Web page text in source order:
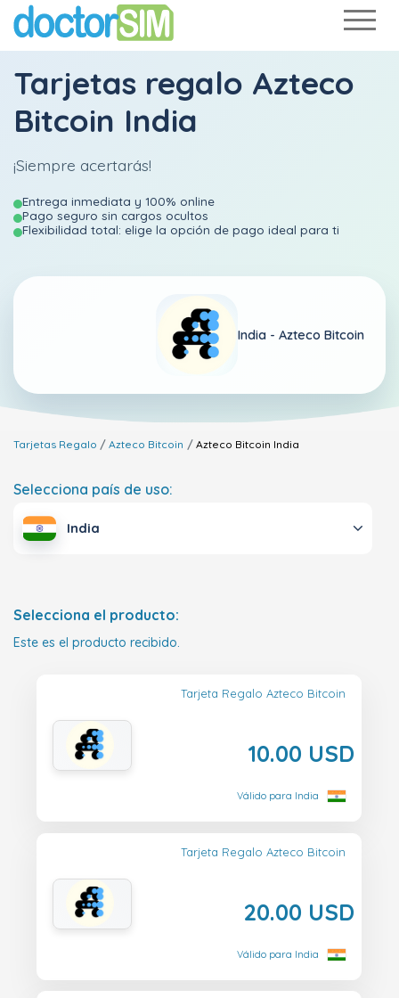
Tarjetas regalo Azteco
Bitcoin India
¡Siempre acertarás!
Entrega inmediata y 100% online
Pago seguro sin cargos ocultos
Flexibilidad total: elige la opción de pago ideal para ti
India - Azteco Bitcoin
Tarjetas Regalo Azteco Bitcoin Azteco Bitcoin India
Selecciona país de uso:
India
Selecciona el producto:
Este es el producto recibido.
Tarjeta Regalo Azteco Bitcoin
10.00 USD
Válido para India
Tarjeta Regalo Azteco Bitcoin
20.00 USD
Válido para India